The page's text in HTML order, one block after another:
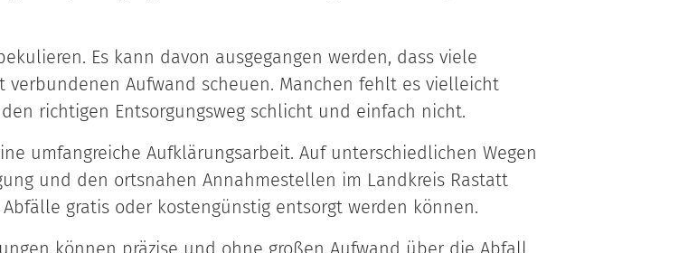
Es kann davon ausgegangen werden, dass viele
Aufwand scheuen. Manchen fehlt es vielleicht
richtigen Entsorgungsweg schlicht und einfach nicht.
umfangreiche Aufklärungsarbeit. Auf unterschiedlichen Wegen
und den ortsnahen Annahmestellen im Landkreis Rastatt
gratis oder kostengünstig entsorgt werden können.
können präzise und ohne großen Aufwand über die Abfall